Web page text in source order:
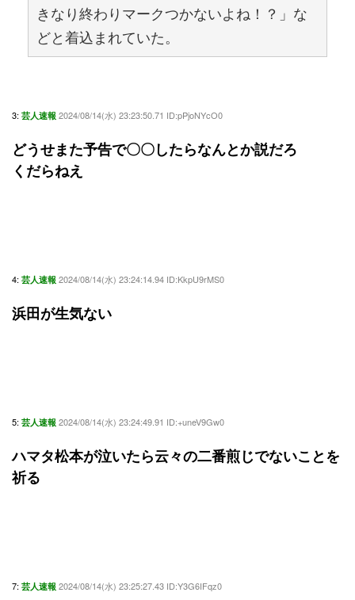
きなり終わりマークつかないよね！？」な
どと着込まれていた。
3: 芸人速報 2024/08/14(水) 23:23:50.71 ID:pPjoNYcO0
どうせまた予告で〇〇したらなんとか説だろ
くだらねえ
4: 芸人速報 2024/08/14(水) 23:24:14.94 ID:KkpU9rMS0
浜田が生気ない
5: 芸人速報 2024/08/14(水) 23:24:49.91 ID:+uneV9Gw0
ハマタ松本が泣いたら云々の二番煎じでないことを
祈る
7: 芸人速報 2024/08/14(水) 23:25:27.43 ID:Y3G6IFqz0